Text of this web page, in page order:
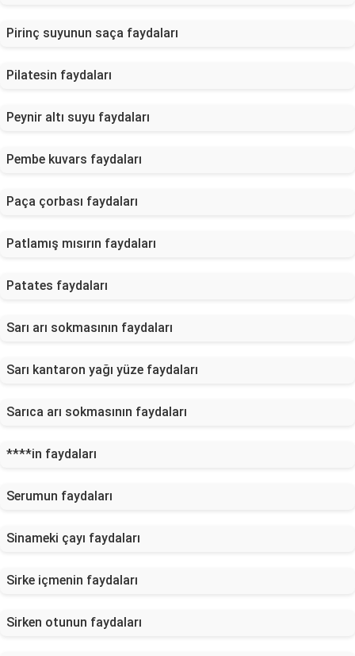
Pirinç suyunun saça faydaları
Pilatesin faydaları
Peynir altı suyu faydaları
Pembe kuvars faydaları
Paça çorbası faydaları
Patlamış mısırın faydaları
Patates faydaları
Sarı arı sokmasının faydaları
Sarı kantaron yağı yüze faydaları
Sarıca arı sokmasının faydaları
****in faydaları
Serumun faydaları
Sinameki çayı faydaları
Sirke içmenin faydaları
Sirken otunun faydaları